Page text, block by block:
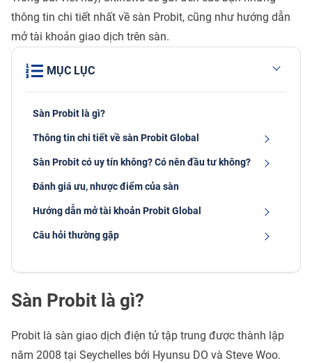
thông tin chi tiết nhất về sàn Probit, cũng như hướng dẫn
mở tài khoản giao dịch trên sàn.
MỤC LỤC
Sàn Probit là gì?
Thông tin chi tiết về sàn Probit Global
Sàn Probit có uy tín không? Có nên đầu tư không?
Đánh giá ưu, nhược điểm của sàn
Hướng dẫn mở tài khoản Probit Global
Câu hỏi thường gặp
Sàn Probit là gì?
Probit là sàn giao dịch điện tử tập trung được thành lập
năm 2008 tại Seychelles bởi Hyunsu DO và Steve Woo.